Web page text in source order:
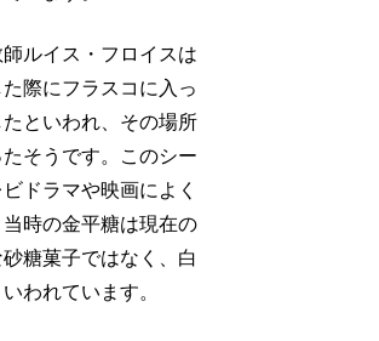
ルイス・フロイスは
際にフラスコに入っ
といわれ、その場所
そうです。このシー
ドラマや映画によく
時の金平糖は現在の
糖菓子ではなく、白
われています。